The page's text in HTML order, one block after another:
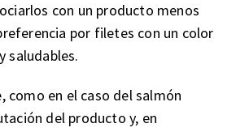
con un producto menos
por filetes con un color
saludables.
como en el caso del salmón
del producto y, en